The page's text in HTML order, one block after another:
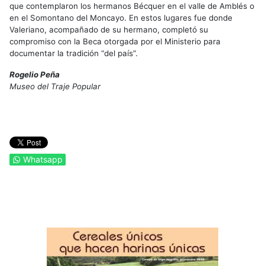
que contemplaron los hermanos Bécquer en el valle de Amblés o
en el Somontano del Moncayo. En estos lugares fue donde
Valeriano, acompañado de su hermano, completó su
compromiso con la Beca otorgada por el Ministerio para
documentar la tradición “del país”.
Rogelio Peña
Museo del Traje Popular
Whatsapp